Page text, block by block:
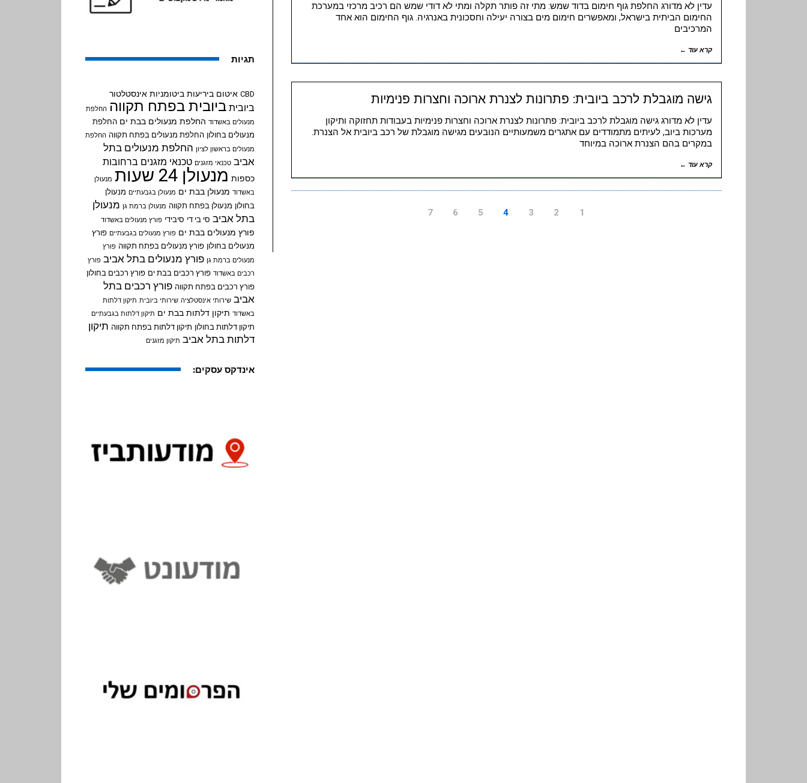
עדין לא מדורג החלפת גוף חימום בדוד שמש: מתי זה פותר תקלה ומתי לא דודי שמש הם רכיב מרכזי במערכת
החימום הביתית בישראל, ומאפשרים חימום מים בצורה יעילה וחסכונית באנרגיה. גוף החימום הוא אחד
המרכיבים
קרא עוד ←
גישה מוגבלת לרכב ביובית: פתרונות לצנרת ארוכה וחצרות פנימיות
עדין לא מדורג גישה מוגבלת לרכב ביובית: פתרונות לצנרת ארוכה וחצרות פנימיות בעבודות תחזוקה ותיקון
מערכות ביוב, לעיתים מתמודדים עם אתגרים משמעותיים הנובעים מגישה מוגבלת של רכב ביובית אל הצנרת.
במקרים בהם הצנרת ארוכה במיוחד
קרא עוד ←
1
2
3
4
5
6
7
תגיות
CBD איטום ביריעות ביטומניות אינסטלטור
ביובית ביובית בפתח תקווה החלפת
מנעולים באשדוד החלפת מנעולים בבת ים החלפת
מנעולים בחולון החלפת מנעולים בפתח תקווה החלפת
מנעולים בראשון לציון החלפת מנעולים בתל
אביב טכנאי מזגנים טכנאי מזגנים ברחובות
כספות מנעולן 24 שעות
מנעולן
באשדוד מנעולן בבת ים מנעולן בגבעתיים מנעולן
בחולון מנעולן בפתח תקווה מנעולן ברמת גן מנעולן
בתל אביב סי בי די סיבידי פורץ מנעולים באשדוד
פורץ מנעולים בבת ים פורץ מנעולים בגבעתיים פורץ
מנעולים בחולון פורץ מנעולים בפתח תקווה פורץ
מנעולים ברמת גן פורץ מנעולים בתל אביב פורץ
רכבים באשדוד פורץ רכבים בבת ים פורץ רכבים בחולון
פורץ רכבים בפתח תקווה פורץ רכבים בתל
אביב שירותי אינסטלציה שירותי ביובית תיקון דלתות
באשדוד תיקון דלתות בבת ים תיקון דלתות בגבעתיים
תיקון דלתות בחולון תיקון דלתות בפתח תקווה תיקון
דלתות בתל אביב תיקון מזגנים
אינדקס עסקים: